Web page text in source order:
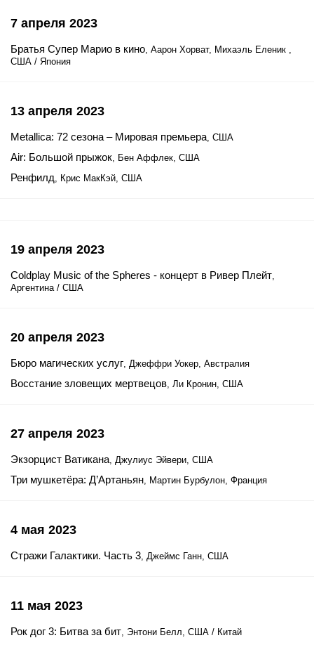
7 апреля 2023
Братья Супер Марио в кино, Аарон Хорват, Михаэль Еленик ,
США / Япония
13 апреля 2023
Metallica: 72 сезона – Мировая премьера, США
Air: Большой прыжок, Бен Аффлек, США
Ренфилд, Крис МакКэй, США
19 апреля 2023
Coldplay Music of the Spheres - концерт в Ривер Плейт,
Аргентина / США
20 апреля 2023
Бюро магических услуг, Джеффри Уокер, Австралия
Восстание зловещих мертвецов, Ли Кронин, США
27 апреля 2023
Экзорцист Ватикана, Джулиус Эйвери, США
Три мушкетёра: Д’Артаньян, Мартин Бурбулон, Франция
4 мая 2023
Стражи Галактики. Часть 3, Джеймс Ганн, США
11 мая 2023
Рок дог 3: Битва за бит, Энтони Белл, США / Китай